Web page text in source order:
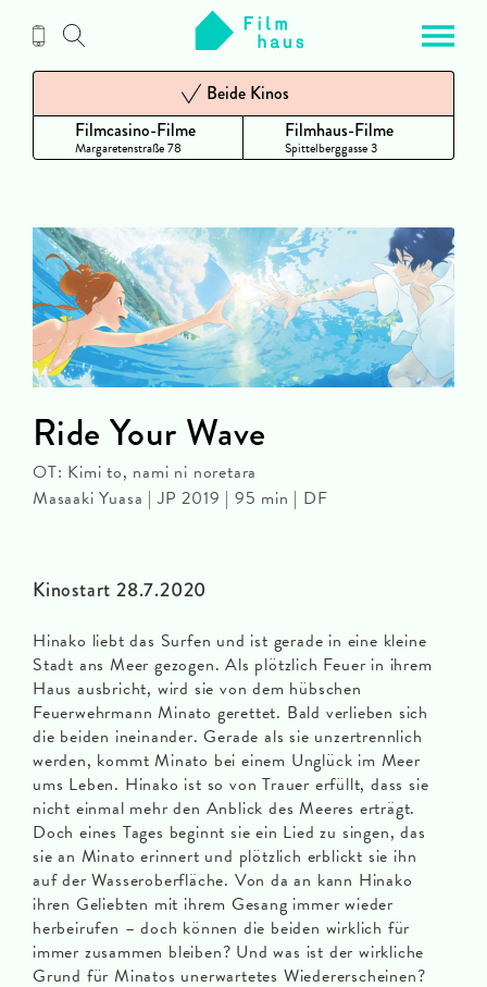
Inhalt
Filmcasino-Filme
Margaretenstraße 78
Beide Kinos
Filmhaus-Filme
Spittelberggasse 3
Kinostart 28.7.2020
Hinako liebt das Surfen und ist gerade in eine kleine
Stadt ans Meer gezogen. Als plötzlich Feuer in ihrem
Haus ausbricht, wird sie von dem hübschen
Feuerwehrmann Minato gerettet. Bald verlieben sich
die beiden ineinander. Gerade als sie unzertrennlich
werden, kommt Minato bei einem Unglück im Meer
ums Leben. Hinako ist so von Trauer erfüllt, dass sie
nicht einmal mehr den Anblick des Meeres erträgt.
Doch eines Tages beginnt sie ein Lied zu singen, das
sie an Minato erinnert und plötzlich erblickt sie ihn
auf der Wasseroberfläche. Von da an kann Hinako
ihren Geliebten mit ihrem Gesang immer wieder
herbeirufen – doch können die beiden wirklich für
immer zusammen bleiben? Und was ist der wirkliche
Grund für Minatos unerwartetes Wiedererscheinen?
Ride Your Wave
OT: Kimi to, nami ni noretara
Masaaki Yuasa | JP 2019 | 95 min | DF